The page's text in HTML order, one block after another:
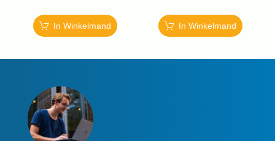
In Winkelmand In Winkelmand